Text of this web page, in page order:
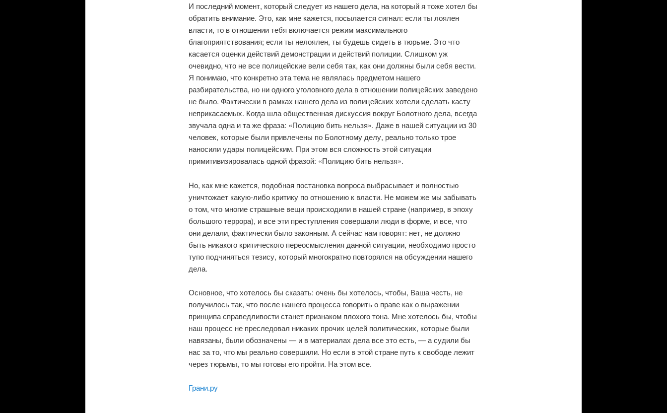
И последний момент, который следует из нашего дела, на который я тоже хотел бы
обратить внимание. Это, как мне кажется, посылается сигнал: если ты лоялен
власти, то в отношении тебя включается режим максимального
благоприятствования; если ты нелоялен, ты будешь сидеть в тюрьме. Это что
касается оценки действий демонстрации и действий полиции. Слишком уж
очевидно, что не все полицейские вели себя так, как они должны были себя вести.
Я понимаю, что конкретно эта тема не являлась предметом нашего
разбирательства, но ни одного уголовного дела в отношении полицейских заведено
не было. Фактически в рамках нашего дела из полицейских хотели сделать касту
неприкасаемых. Когда шла общественная дискуссия вокруг Болотного дела, всегда
звучала одна и та же фраза: «Полицию бить нельзя». Даже в нашей ситуации из 30
человек, которые были привлечены по Болотному делу, реально только трое
наносили удары полицейским. При этом вся сложность этой ситуации
примитивизировалась одной фразой: «Полицию бить нельзя».
Но, как мне кажется, подобная постановка вопроса выбрасывает и полностью
уничтожает какую-либо критику по отношению к власти. Не можем же мы забывать
о том, что многие страшные вещи происходили в нашей стране (например, в эпоху
большого террора), и все эти преступления совершали люди в форме, и все, что
они делали, фактически было законным. А сейчас нам говорят: нет, не должно
быть никакого критического переосмысления данной ситуации, необходимо просто
тупо подчиняться тезису, который многократно повторялся на обсуждении нашего
дела.
Основное, что хотелось бы сказать: очень бы хотелось, чтобы, Ваша честь, не
получилось так, что после нашего процесса говорить о праве как о выражении
принципа справедливости станет признаком плохого тона. Мне хотелось бы, чтобы
наш процесс не преследовал никаких прочих целей политических, которые были
навязаны, были обозначены — и в материалах дела все это есть, — а судили бы
нас за то, что мы реально совершили. Но если в этой стране путь к свободе лежит
через тюрьмы, то мы готовы его пройти. На этом все.
Грани.ру